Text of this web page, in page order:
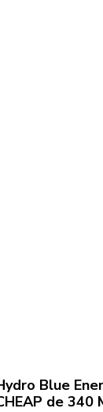
Blue
de 340